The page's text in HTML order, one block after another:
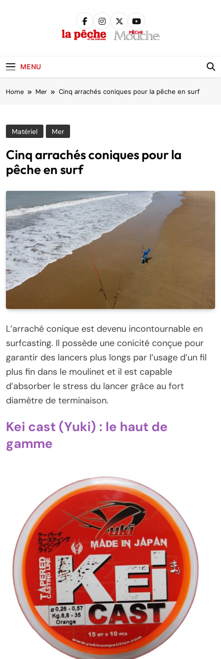
MENU
Home Mer Cinq arrachés coniques pour la pêche en surf
Matériel Mer
Cinq arrachés coniques pour la
pêche en surf
L’arraché conique est devenu incontournable en
surfcasting. Il possède une conicité conçue pour
garantir des lancers plus longs par l’usage d’un fil
plus fin dans le moulinet et il est capable
d’absorber le stress du lancer grâce au fort
diamètre de terminaison.
Kei cast (Yuki) : le haut de
gamme